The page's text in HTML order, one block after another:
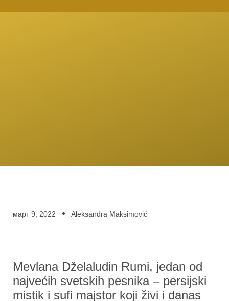
март 9, 2022 Aleksandra Maksimović
Mevlana Dželaludin Rumi, jedan od
najvećih svetskih pesnika – persijski
mistik i sufi majstor koji živi i danas